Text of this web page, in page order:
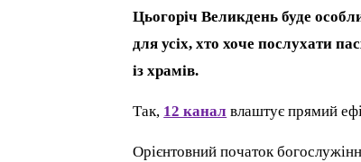
Цьогоріч Великдень буде
для усіх, хто хоче послухати
із храмів.
Так, 12 канал влаштує прямий
Орієнтовний початок